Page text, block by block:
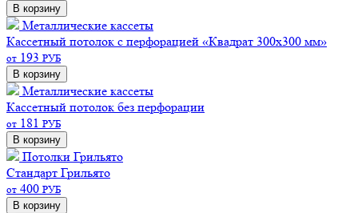
В корзину
Металлические кассеты
Кассетный потолок с перфорацией «Квадрат 300х300 мм»
от 193 РУБ
В корзину
Металлические кассеты
Кассетный потолок без перфорации
от 181 РУБ
В корзину
Потолки Грильято
Стандарт Грильято
от 400 РУБ
В корзину